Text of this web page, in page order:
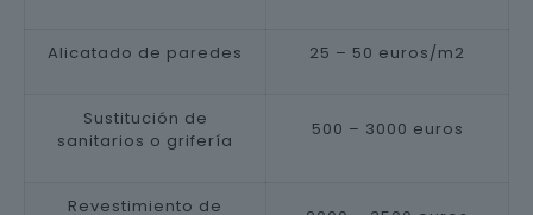
Alicatado de paredes 25 – 50 euros/m2
Sustitución de
sanitarios o grifería
500 – 3000 euros
Revestimiento de